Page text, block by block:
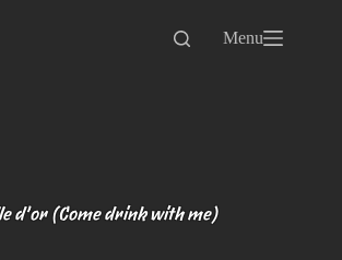
Menu
d’or (Come drink with me)